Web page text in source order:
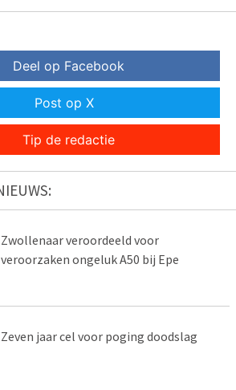
Deel op Facebook
Post op X
Tip de redactie
Zwollenaar veroordeeld voor
veroorzaken ongeluk A50 bij Epe
Zeven jaar cel voor poging doodslag